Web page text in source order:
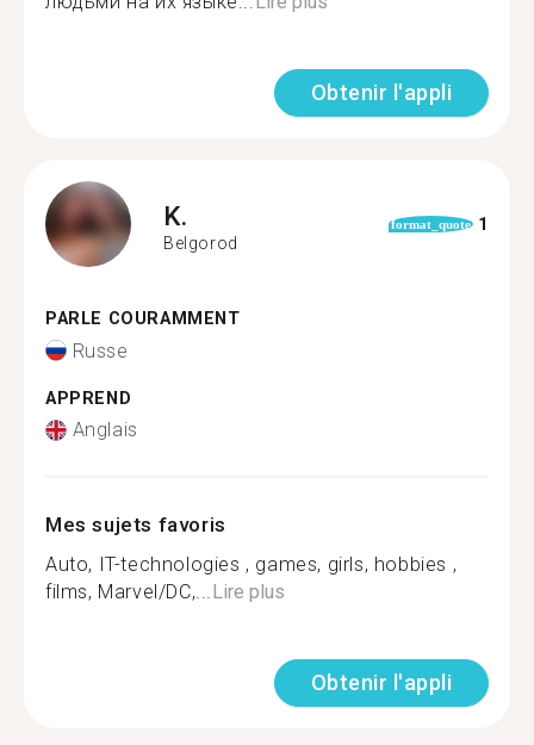
Obtenir l'appli
K.
Belgorod
format_quote 1
PARLE COURAMMENT
Russe
APPREND
Anglais
Mes sujets favoris
Auto, IT-technologies , games, girls, hobbies ,
films, Marvel/DC,...Lire plus
Obtenir l'appli